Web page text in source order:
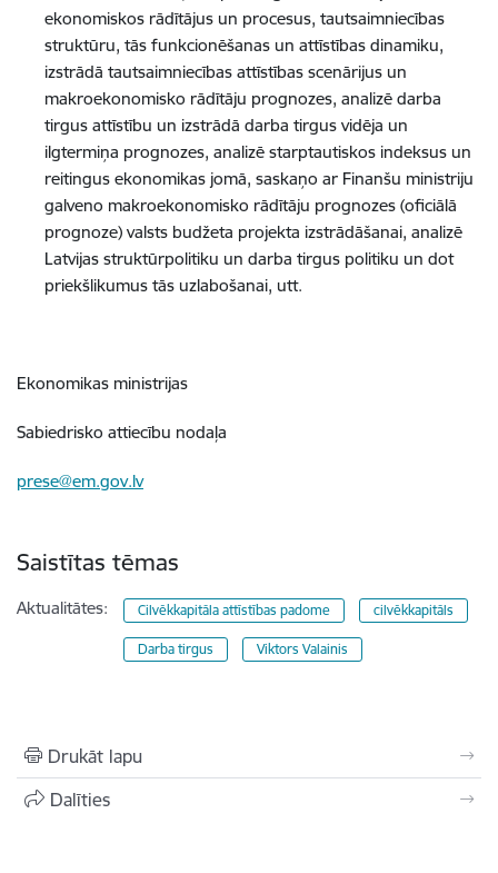
ekonomiskos rādītājus un procesus, tautsaimniecības
struktūru, tās funkcionēšanas un attīstības dinamiku,
izstrādā tautsaimniecības attīstības scenārijus un
makroekonomisko rādītāju prognozes, analizē darba
tirgus attīstību un izstrādā darba tirgus vidēja un
ilgtermiņa prognozes, analizē starptautiskos indeksus un
reitingus ekonomikas jomā, saskaņo ar Finanšu ministriju
galveno makroekonomisko rādītāju prognozes (oficiālā
prognoze) valsts budžeta projekta izstrādāšanai, analizē
Latvijas struktūrpolitiku un darba tirgus politiku un dot
priekšlikumus tās uzlabošanai, utt.
Ekonomikas ministrijas
Sabiedrisko attiecību nodaļa
prese@em.gov.lv
Saistītas tēmas
Aktualitātes: Cilvēkkapitāla attīstības padome cilvēkkapitāls
Darba tirgus Viktors Valainis
Drukāt lapu
Dalīties